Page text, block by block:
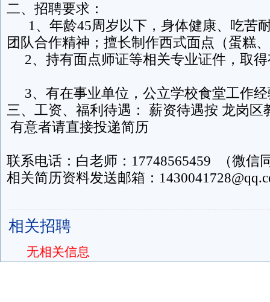
二、招聘要求：
1、年龄45周岁以下，身体健康、吃苦
团队合作精神；擅长制作西式面点（蛋
2、持有面点师证等相关专业证件，取
3、有在事业单位，公立学校食堂工作
三、工资、福利待遇： 薪资待遇按 龙岗区
有意者请直接投递简历
联系电话：白老师：17748565459 （微信
相关简历资料发送邮箱：
相关招聘
无相关信息